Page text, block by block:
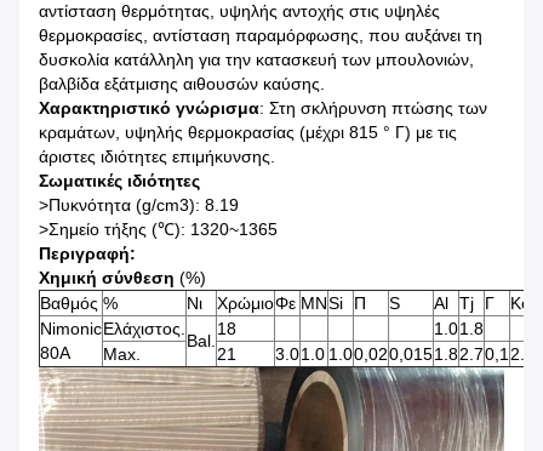
αντίσταση θερμότητας, υψηλής αντοχής στις υψηλές
θερμοκρασίες, αντίσταση παραμόρφωσης, που αυξάνει τη
δυσκολία κατάλληλη για την κατασκευή των μπουλονιών,
βαλβίδα εξάτμισης αιθουσών καύσης.
Χαρακτηριστικό γνώρισμα: Στη σκλήρυνση πτώσης των
κραμάτων, υψηλής θερμοκρασίας (μέχρι 815 ° Γ) με τις
άριστες ιδιότητες επιμήκυνσης.
Σωματικές ιδιότητες
>Πυκνότητα (g/cm3): 8.19
>Σημείο τήξης (℃): 1320~1365
Περιγραφή:
Χημική σύνθεση (%)
Βαθμός % Νι ΧρώμιοΦε ΜΝSi Π S Al Tj Γ
Nimonic
80A
Ελάχιστος.
Bal.
18 1.01.8
Max.
21 3.01.0 1.00,020,0151.82.70,12.0